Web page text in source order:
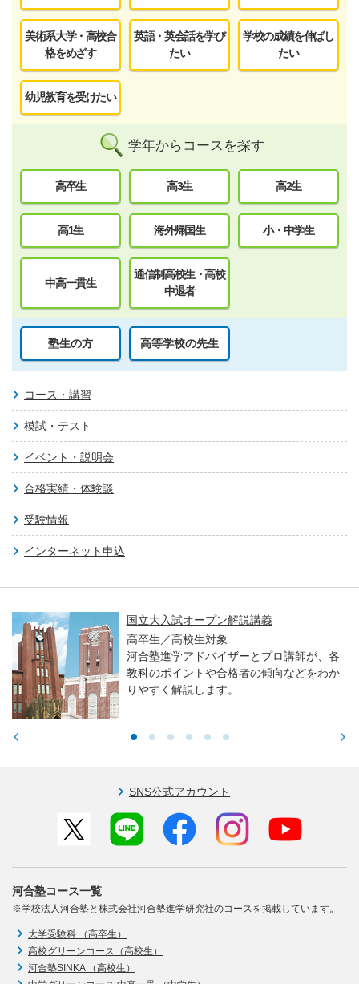
美術系大学・高校合
格をめざす
英語・英会話を学び
たい
学校の成績を伸ばし
たい
幼児教育を受けたい
学年からコースを探す
高卒生 高3生 高2生
高1生 海外帰国生 小・中学生
中高一貫生
通信制高校生・高校
中退者
塾生の方 高等学校の先生
コース・講習
模試・テスト
イベント・説明会
合格実績・体験談
受験情報
インターネット申込
国立大入試オープン解説講義
高卒生／高校生対象
河合塾進学アドバイザーとプロ講師が、各
教科のポイントや合格者の傾向などをわか
りやすく解説します。
SNS公式アカウント
河合塾コース一覧
※学校法人河合塾と株式会社河合塾進学研究社のコースを掲載しています。
大学受験科 （高卒生）
高校グリーンコース（高校生）
河合塾SINKA （高校生）